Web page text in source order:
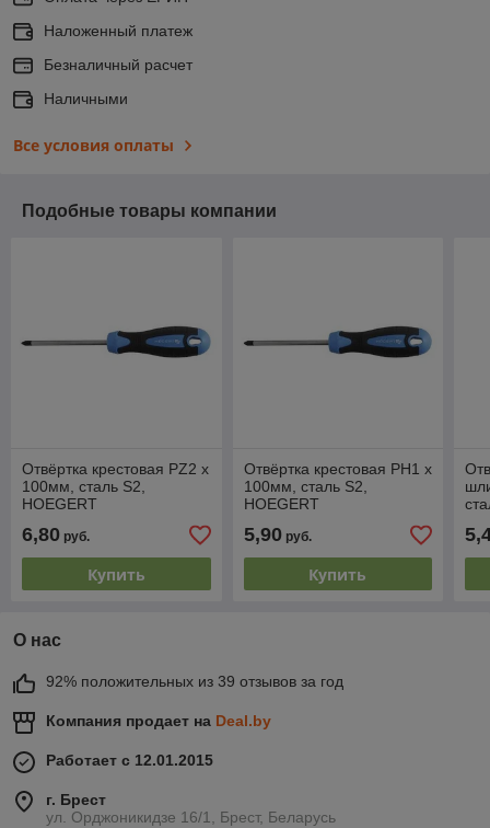
Наложенный платеж
Безналичный расчет
Наличными
Все условия оплаты
Подобные товары компании
Отвёртка крестовая PZ2 х
100мм, сталь S2,
HOEGERT
6,80 руб.
Купить
Отвёртка крестовая PH1 х
100мм, сталь S2,
HOEGERT
5,90руб.
Купить
О нас
92% положительных из 39 отзывов за год
Компания продает на Deal.by
Работает с 12.01.2015
г. Брест
ул. Орджоникидзе 16/1, Брест, Беларусь